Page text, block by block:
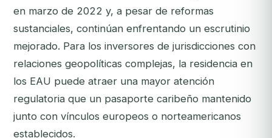
en marzo de 2022 y, a pesar de reformas
sustanciales, continúan enfrentando un escrutinio
mejorado. Para los inversores de jurisdicciones con
relaciones geopolíticas complejas, la residencia en
los EAU puede atraer una mayor atención
regulatoria que un pasaporte caribeño mantenido
junto con vínculos europeos o norteamericanos
establecidos.